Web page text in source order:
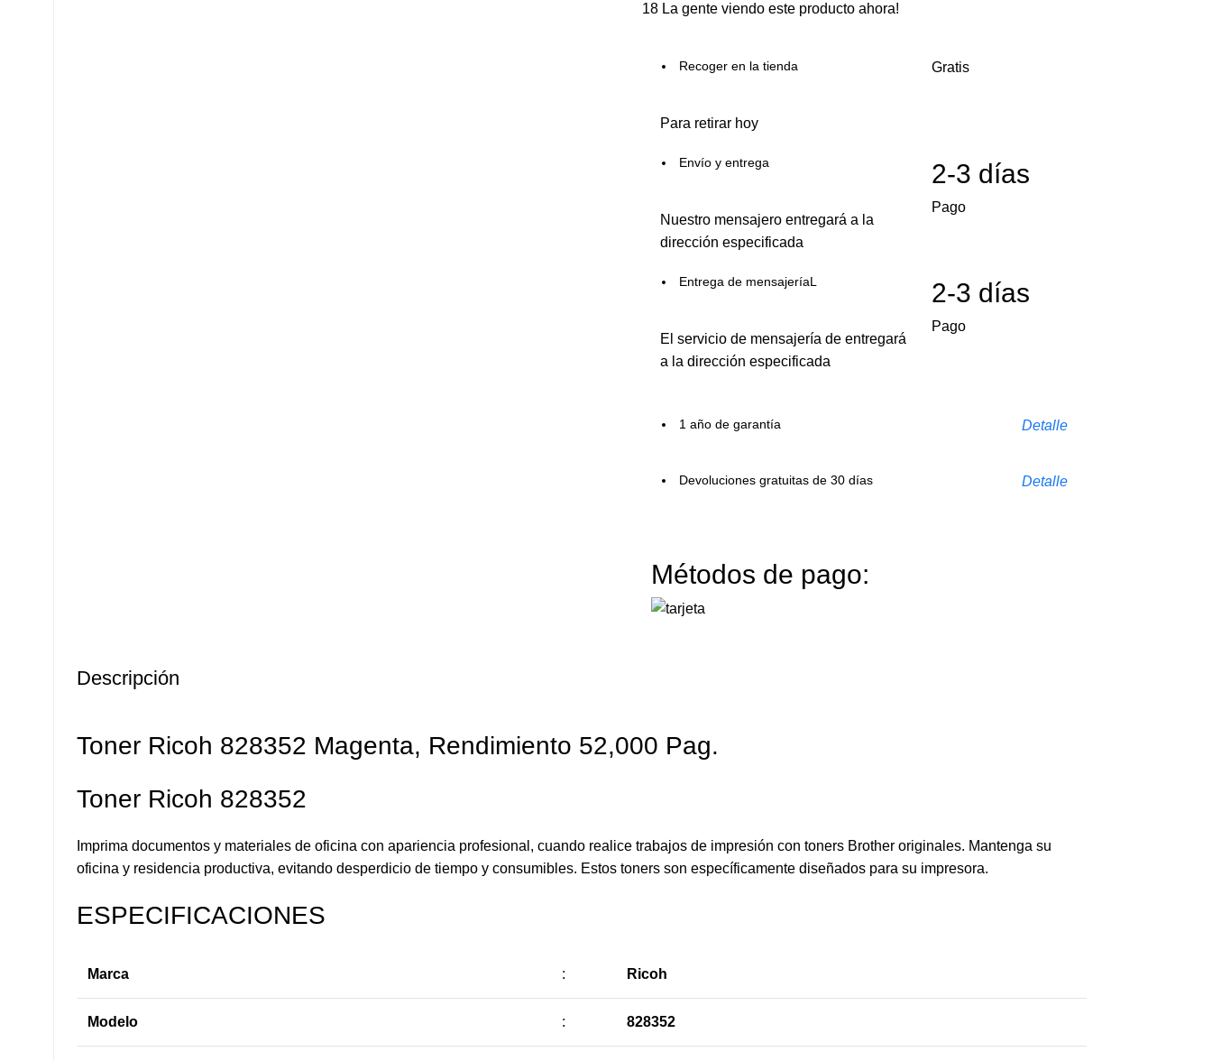
18 La gente viendo este producto ahora!
Recoger en la tienda
Para retirar hoy
Gratis
Envío y entrega
Nuestro mensajero entregará a la
dirección especificada
2-3 días
Pago
Entrega de mensajeríaL
El servicio de mensajería de entregará
a la dirección especificada
2-3 días
Pago
1 año de garantía Detalle
Devoluciones gratuitas de 30 días Detalle
Métodos de pago:
Descripción
Toner Ricoh 828352 Magenta, Rendimiento 52,000 Pag.
Toner Ricoh 828352
Imprima documentos y materiales de oficina con apariencia profesional, cuando realice trabajos de impresión con toners Brother originales. Mantenga su
oficina y residencia productiva, evitando desperdicio de tiempo y consumibles. Estos toners son específicamente diseñados para su impresora.
ESPECIFICACIONES
Marca : Ricoh
Modelo : 828352